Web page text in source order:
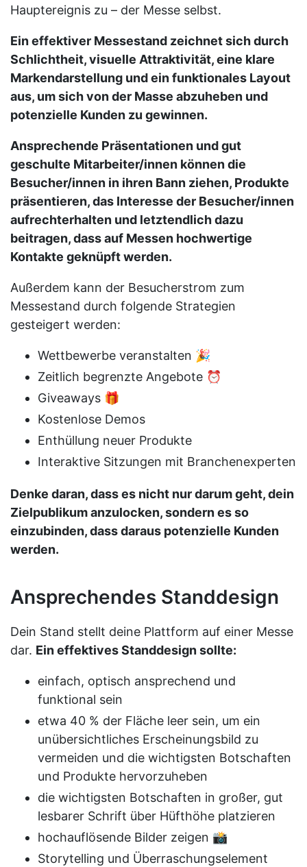
Hauptereignis zu – der Messe selbst.
Ein effektiver Messestand zeichnet sich durch
Schlichtheit, visuelle Attraktivität, eine klare
Markendarstellung und ein funktionales Layout
aus, um sich von der Masse abzuheben und
potenzielle Kunden zu gewinnen.
Ansprechende Präsentationen und gut
geschulte Mitarbeiter/innen können die
Besucher/innen in ihren Bann ziehen, Produkte
präsentieren, das Interesse der Besucher/innen
aufrechterhalten und letztendlich dazu
beitragen, dass auf Messen hochwertige
Kontakte geknüpft werden.
Außerdem kann der Besucherstrom zum
Messestand durch folgende Strategien
gesteigert werden:
Wettbewerbe veranstalten 🎉
Zeitlich begrenzte Angebote ⏰
Giveaways 🎁
Kostenlose Demos
Enthüllung neuer Produkte
Interaktive Sitzungen mit Branchenexperten
Denke daran, dass es nicht nur darum geht, dein
Zielpublikum anzulocken, sondern es so
einzubinden, dass daraus potenzielle Kunden
werden.
Ansprechendes Standdesign
Dein Stand stellt deine Plattform auf einer Messe
dar. Ein effektives Standdesign sollte:
einfach, optisch ansprechend und
funktional sein
etwa 40 % der Fläche leer sein, um ein
unübersichtliches Erscheinungsbild zu
vermeiden und die wichtigsten Botschaften
und Produkte hervorzuheben
die wichtigsten Botschaften in großer, gut
lesbarer Schrift über Hüfthöhe platzieren
hochauflösende Bilder zeigen 📸
Storytelling und Überraschungselement